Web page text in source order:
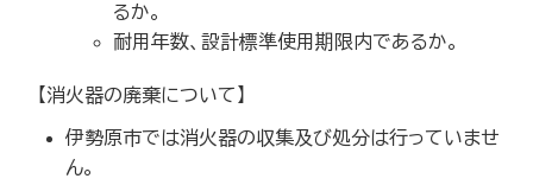
るか。
耐用年数、設計標準使用期限内であるか。
【消火器の廃棄について】
伊勢原市では消火器の収集及び処分は行っていませ
ん。